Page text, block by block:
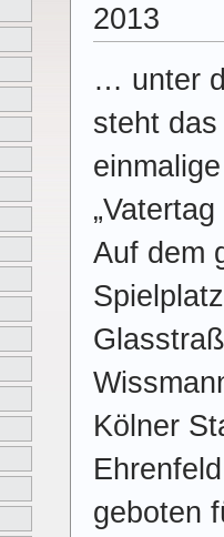
2013
… unter
steht
Auf dem
Kölner
geboten